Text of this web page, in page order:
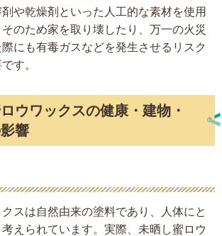
や乾燥剤といった人工的な素材を使用
のため家を取り壊したり、万一の火災
にも有毒ガスなどを発生させるリスク
す。
ウワックスの健康・建物・
響
スは自然由来の塗料であり、人体にと
えられています。実際、未晒し蜜ロウ